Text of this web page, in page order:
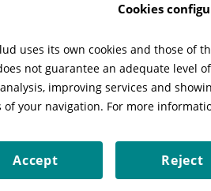
Antonio Alexander
FACULTATIVO
Cookies
uses its own cookies and those of
not guarantee an adequate level
improving services and
of your navigation. For more
Reject
Accept